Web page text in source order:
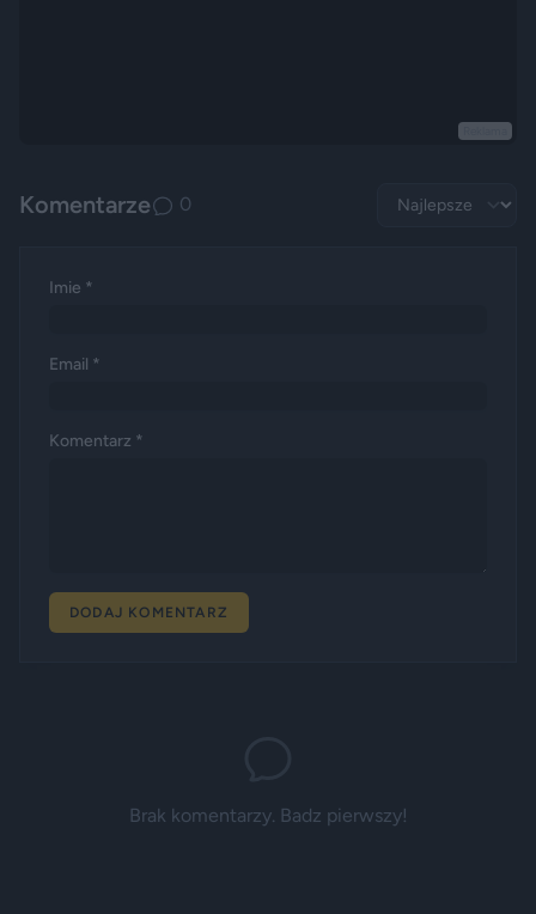
Komentarze 0
Imie *
Email *
Komentarz *
DODAJ KOMENTARZ
Brak komentarzy. Badz pierwszy!